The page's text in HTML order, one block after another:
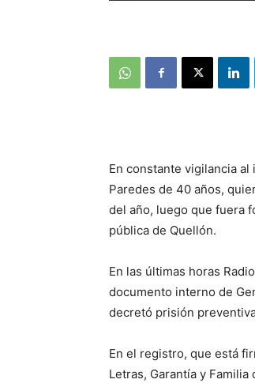
En constante vigilancia
Paredes de 40 años,
del año, luego que fuera
pública de Quellón.
En las últimas horas
documento interno de
decretó prisión
En el registro, que está
Letras, Garantía y